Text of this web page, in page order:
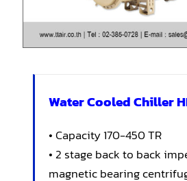
Water Cooled Chiller
• Capacity 170-450 TR
• 2 stage back to back
magnetic bearing